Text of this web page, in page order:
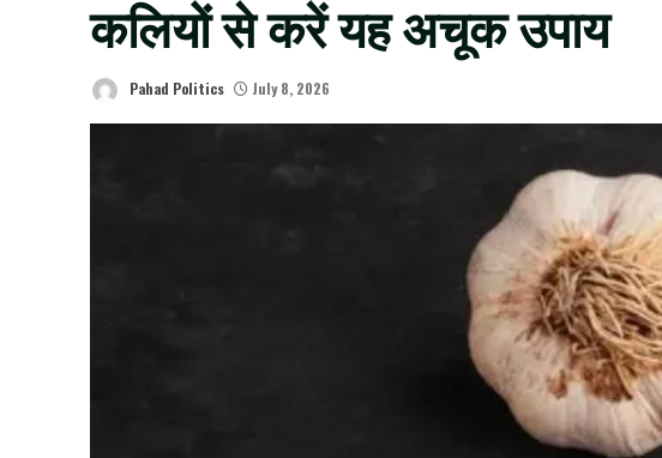
कलियों से करें यह अचूक उपाय
Pahad Politics July 8, 2026